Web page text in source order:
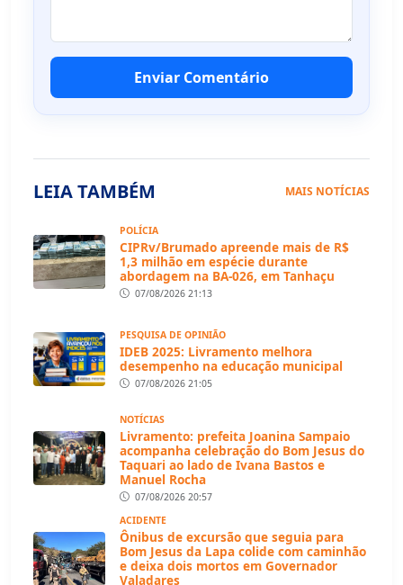
Enviar Comentário
LEIA TAMBÉM MAIS NOTÍCIAS
POLÍCIA
CIPRv/Brumado apreende mais de R$
1,3 milhão em espécie durante
abordagem na BA-026, em Tanhaçu
07/08/2026 21:13
PESQUISA DE OPINIÃO
IDEB 2025: Livramento melhora
desempenho na educação municipal
07/08/2026 21:05
NOTÍCIAS
Livramento: prefeita Joanina Sampaio
acompanha celebração do Bom Jesus do
Taquari ao lado de Ivana Bastos e
Manuel Rocha
07/08/2026 20:57
ACIDENTE
Ônibus de excursão que seguia para
Bom Jesus da Lapa colide com caminhão
e deixa dois mortos em Governador
Valadares